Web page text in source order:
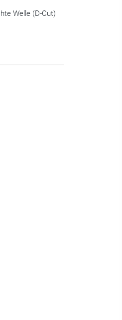
Welle (D-Cut)